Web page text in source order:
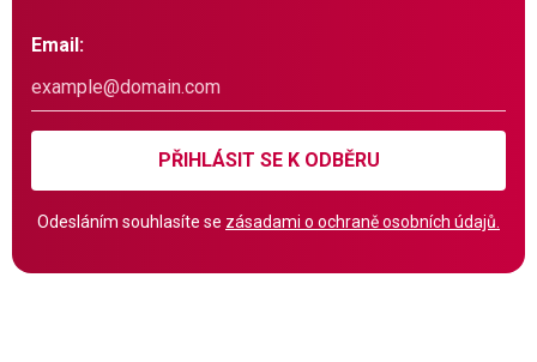
Email:
PŘIHLÁSIT SE K ODBĚRU
Odesláním souhlasíte se zásadami o ochraně osobních údajů.